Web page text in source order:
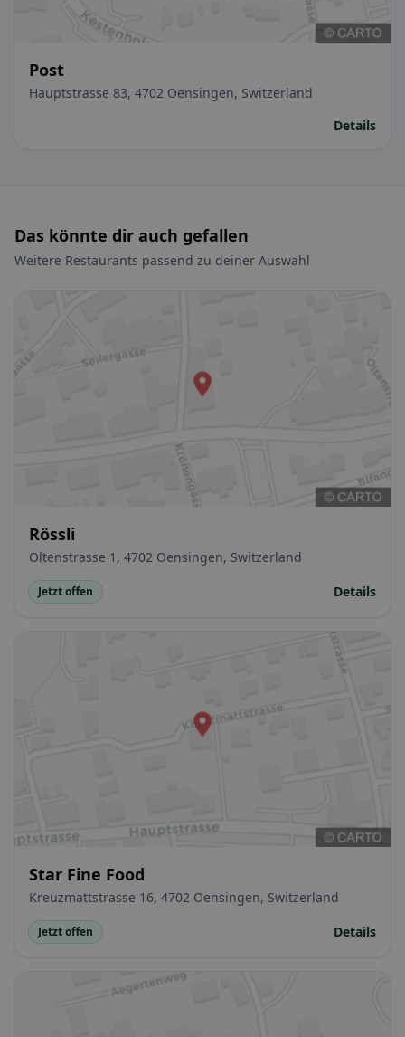
Post
Hauptstrasse 83, 4702 Oensingen, Switzerland
Details
Das könnte dir auch gefallen
Weitere Restaurants passend zu deiner Auswahl
Rössli
Oltenstrasse 1, 4702 Oensingen, Switzerland
Jetzt offen Details
Star Fine Food
Kreuzmattstrasse 16, 4702 Oensingen, Switzerland
Jetzt offen Details